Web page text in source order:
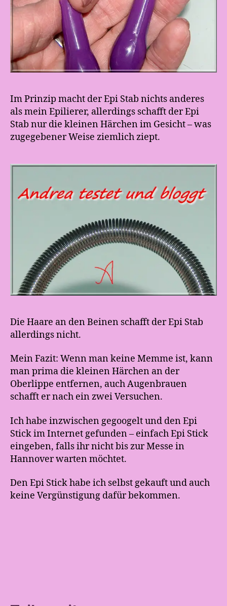
Im Prinzip macht der Epi Stab nichts anderes
als mein Epilierer, allerdings schafft der Epi
Stab nur die kleinen Härchen im Gesicht – was
zugegebener Weise ziemlich ziept.
Die Haare an den Beinen schafft der Epi Stab
allerdings nicht.
Mein Fazit: Wenn man keine Memme ist, kann
man prima die kleinen Härchen an der
Oberlippe entfernen, auch Augenbrauen
schafft er nach ein zwei Versuchen.
Ich habe inzwischen gegoogelt und den Epi
Stick im Internet gefunden – einfach Epi Stick
eingeben, falls ihr nicht bis zur Messe in
Hannover warten möchtet.
Den Epi Stick habe ich selbst gekauft und auch
keine Vergünstigung dafür bekommen.